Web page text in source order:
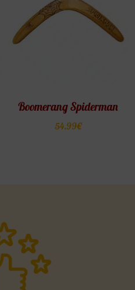
Boomerang Spiderman
54.99€